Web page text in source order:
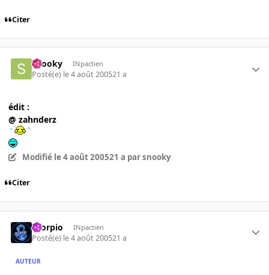
Citer
snooky INpactien
Posté(e) le 4 août 200521 a
édit :
@ zahnderz
Modifié le 4 août 200521 a par snooky
Citer
Scorpio INpactien
Posté(e) le 4 août 200521 a
AUTEUR